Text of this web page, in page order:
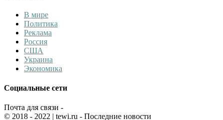
В мире
Политика
Реклама
Россия
США
Украина
Экономика
Социальные сети
Почта для связи -
© 2018 - 2022 | tewi.ru - Последние новости